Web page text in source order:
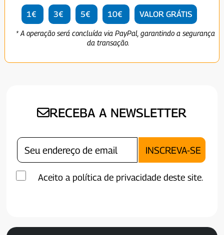
1€ 3€ 5€ 10€ VALOR GRÁTIS
* A operação será concluída via PayPal, garantindo a segurança
da transação.
RECEBA A NEWSLETTER
Aceito a política de privacidade deste site.